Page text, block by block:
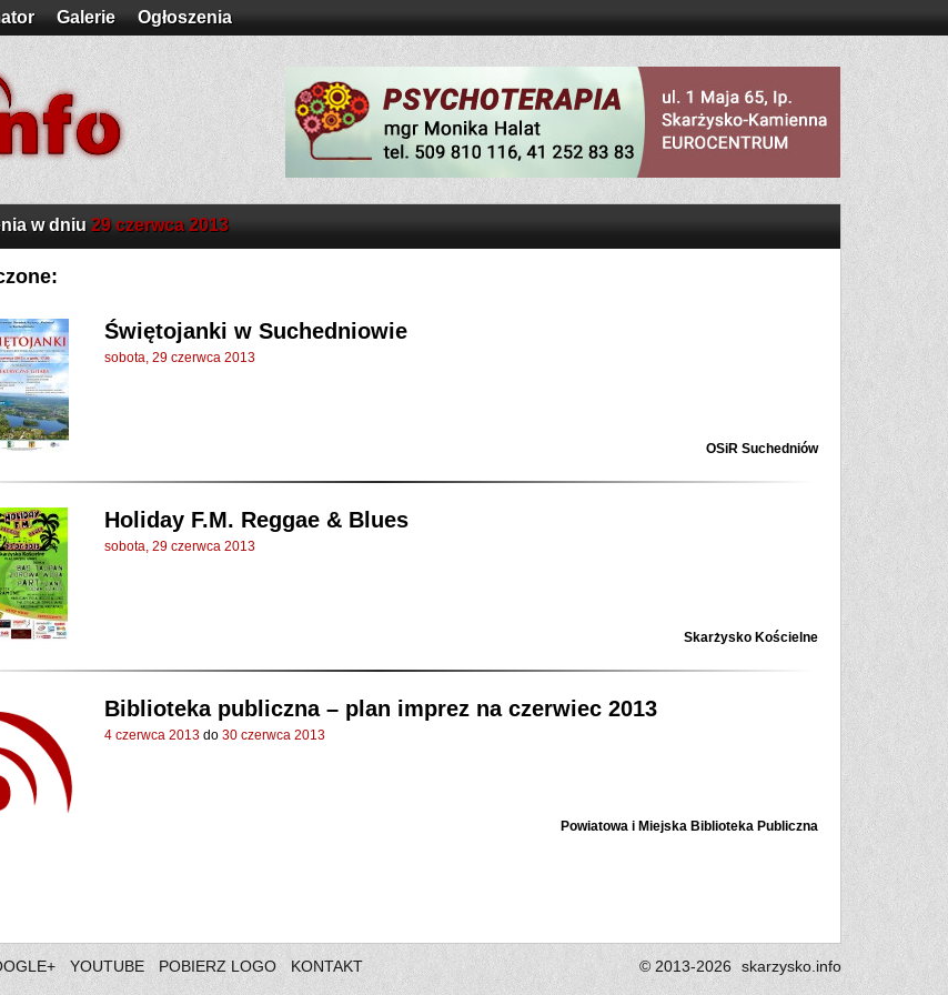
Galerie Ogłoszenia
w dniu 29 czerwca 2013
Świętojanki w Suchedniowie
sobota, 29 czerwca 2013
OSiR Suchedniów
Holiday F.M. Reggae & Blues
sobota, 29 czerwca 2013
Skarżysko Kościelne
Biblioteka publiczna – plan imprez na czerwiec 2013
4 czerwca 2013 do 30 czerwca 2013
Powiatowa i Miejska Biblioteka Publiczna
YOUTUBE POBIERZ LOGO KONTAKT © 2013-2026 skarzysko.info